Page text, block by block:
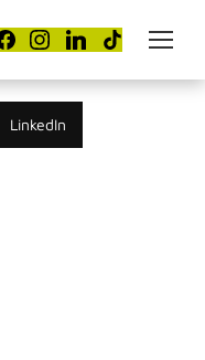
LinkedIn